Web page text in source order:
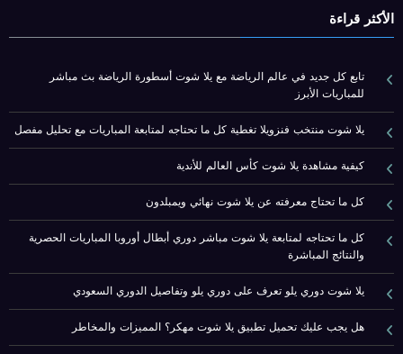
الأكثر قراءة
تابع كل جديد في عالم الرياضة مع يلا شوت أسطورة الرياضة بث مباشر
للمباريات الأبرز
يلا شوت منتخب فنزويلا تغطية كل ما تحتاجه لمتابعة المباريات مع تحليل مفصل
كيفية مشاهدة يلا شوت كأس العالم للأندية
كل ما تحتاج معرفته عن يلا شوت نهائي ويمبلدون
كل ما تحتاجه لمتابعة يلا شوت مباشر دوري أبطال أوروبا المباريات الحصرية
والنتائج المباشرة
يلا شوت دوري يلو تعرف على دوري يلو وتفاصيل الدوري السعودي
هل يجب عليك تحميل تطبيق يلا شوت مهكر؟ المميزات والمخاطر